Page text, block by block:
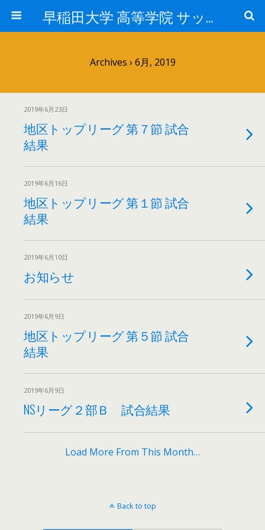
早稲田大学 高等学院 サッカー部
Archives › 6月, 2019
2019年6月23日
地区トップリーグ 第７節 試合
結果
2019年6月16日
地区トップリーグ 第１節 試合
結果
2019年6月10日
お知らせ
2019年6月9日
地区トップリーグ 第５節 試合
結果
2019年6月9日
NSリーグ２部Ｂ 試合結果
Load More From This Month…
Back to top